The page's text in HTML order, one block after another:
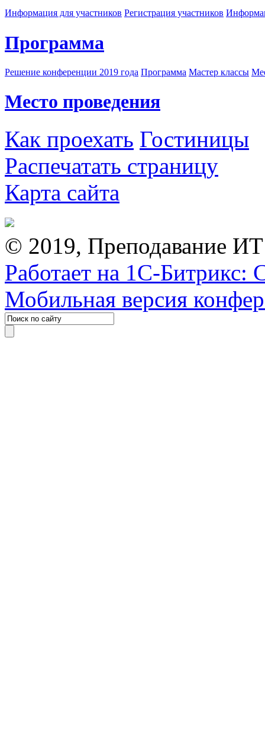
Информация для участников Регистрация участников
Программа
Решение конференции 2019 года Программа Мастер классы
Место проведения
Как проехать Гостиницы
Распечатать страницу
Карта сайта
© 2019, Преподавание
Работает на 1С-Битрикс:
Мобильная версия